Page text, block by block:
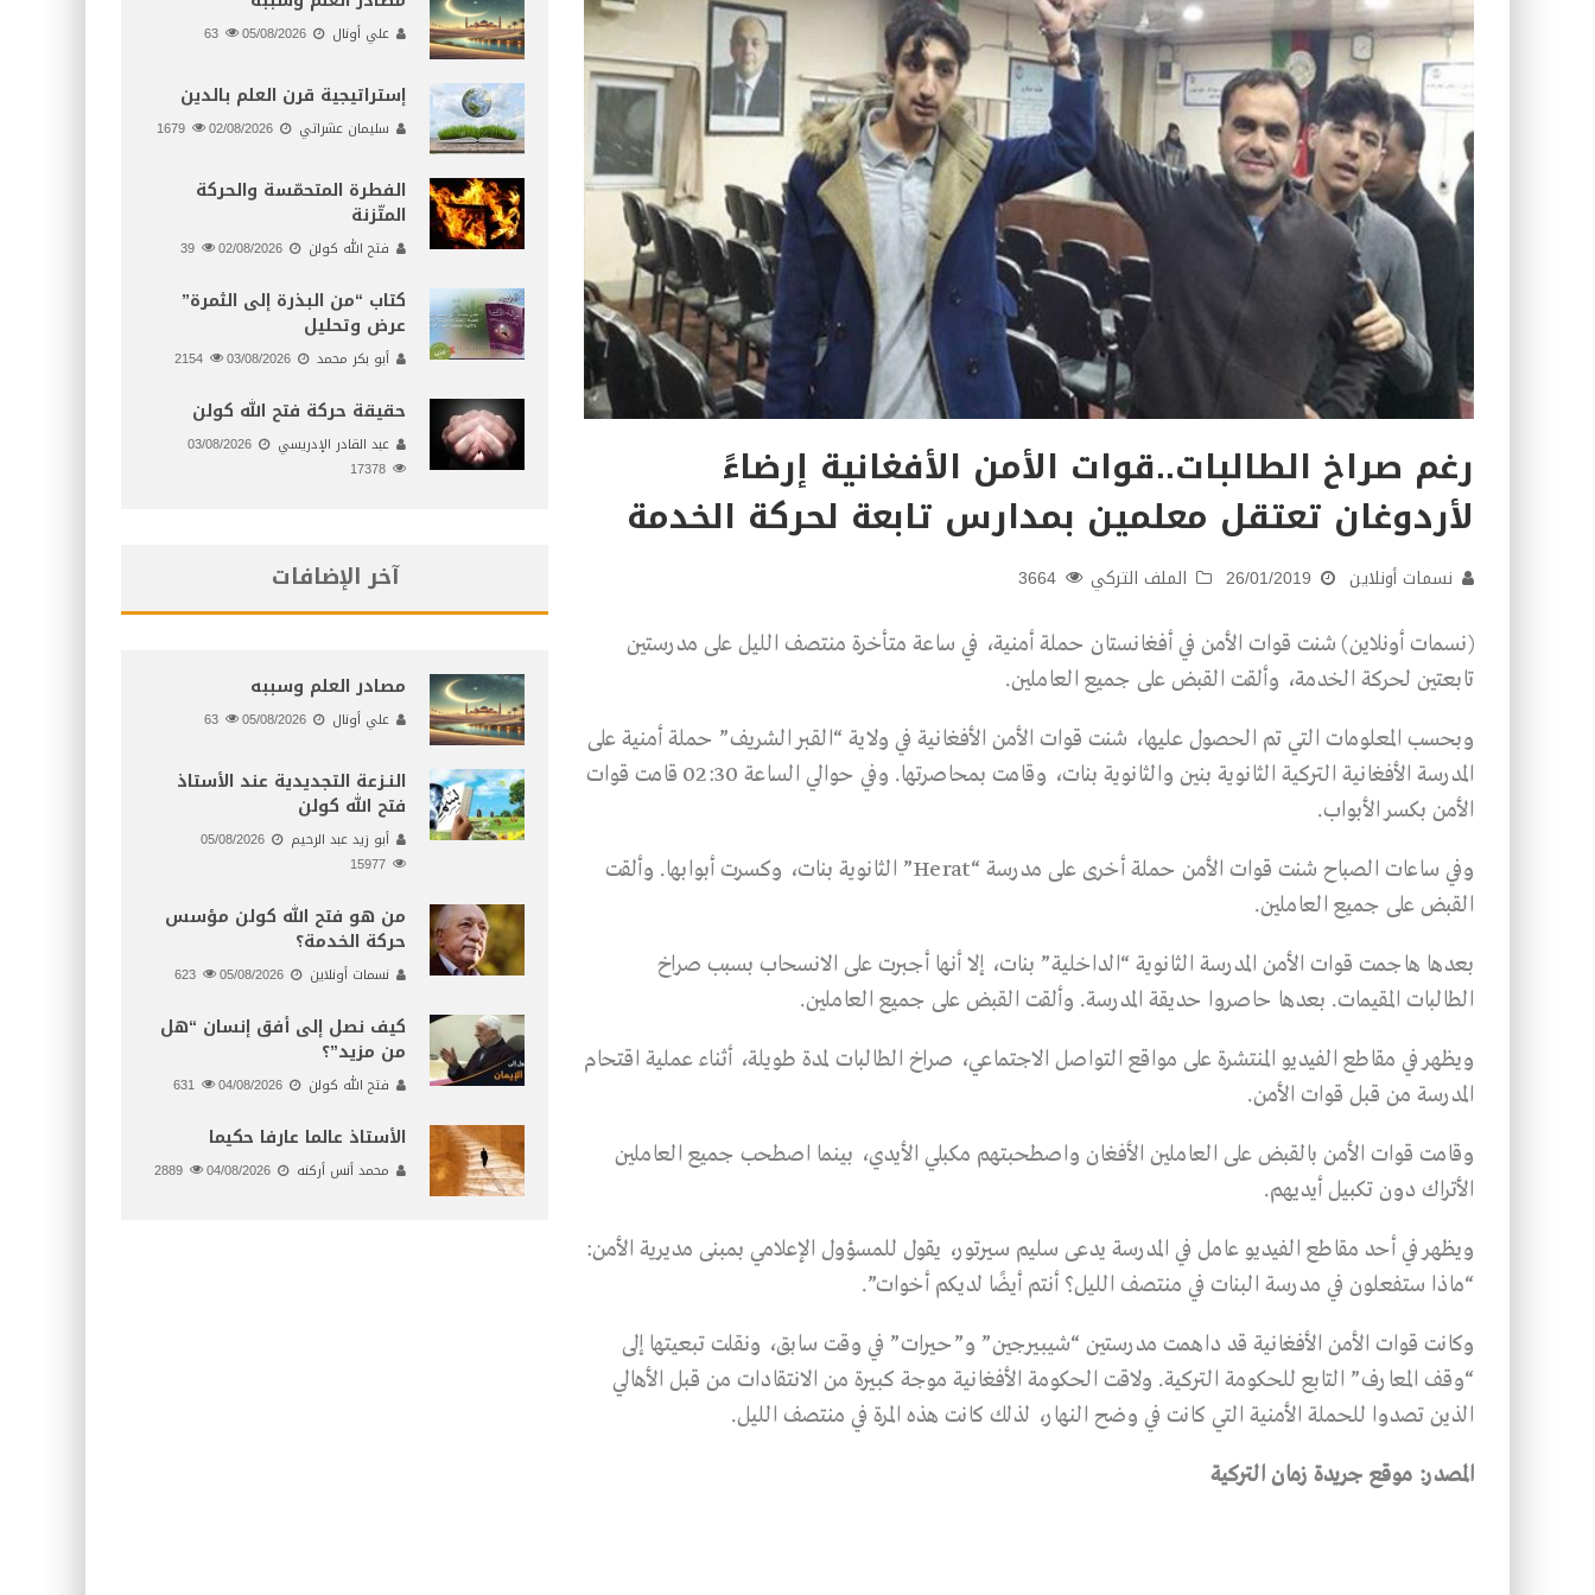
رغم صراخ الطالبات..قوات الأمن الأفغانية إرضاءً
لأردوغان تعتقل معلمين بمدارس تابعة لحركة الخدمة
نسمات أونلاين 26/01/2019 الملف التركي
(نسمات أونلاين) شنت قوات الأمن في أفغانستان حملة أمنية، في ساعة متأخرة منتصف الليل على مدرستين
تابعتين لحركة الخدمة، وألقت القبض على جميع العاملين.
وبحسب المعلومات التي تم الحصول عليها، شنت قوات الأمن الأفغانية في ولاية “القبر الشريف” حملة أمنية على
المدرسة الأفغانية التركية الثانوية بنين والثانوية بنات، وقامت بمحاصرتها. وفي حوالي الساعة 02:30 قامت قوات
الأمن بكسر الأبواب.
وفي ساعات الصباح شنت قوات الأمن حملة أخرى على مدرسة “Herat” الثانوية بنات، وكسرت أبوابها. وألقت
القبض على جميع العاملين.
بعدها هاجمت قوات الأمن المدرسة الثانوية “الداخلية” بنات، إلا أنها أجبرت على الانسحاب بسبب صراخ
الطالبات المقيمات. بعدها حاصروا حديقة المدرسة. وألقت القبض على جميع العاملين.
ويظهر في مقاطع الفيديو المنتشرة على مواقع التواصل الاجتماعي، صراخ الطالبات لمدة طويلة، أثناء عملية اقتحام
المدرسة من قبل قوات الأمن.
وقامت قوات الأمن بالقبض على العاملين الأفغان واصطحبتهم مكبلي الأيدي، بينما اصطحب جميع العاملين
الأتراك دون تكبيل أيديهم.
ويظهر في أحد مقاطع الفيديو عامل في المدرسة يدعى سليم سيرتور، يقول للمسؤول الإعلامي بمبنى مديرية الأمن:
“ماذا ستفعلون في مدرسة البنات في منتصف الليل؟ أنتم أيضًا لديكم أخوات”.
وكانت قوات الأمن الأفغانية قد داهمت مدرستين “شيبيرجين” و”حيرات” في وقت سابق، ونقلت تبعيتها إلى
“وقف المعارف” التابع للحكومة التركية. ولاقت الحكومة الأفغانية موجة كبيرة من الانتقادات من قبل الأهالي
الذين تصدوا للحملة الأمنية التي كانت في وضح النهار، لذلك كانت هذه المرة في منتصف الليل.
المصدر: موقع جريدة زمان التركية
علي أونال 05/08/2026
إستراتيجية قرن العلم بالدين
سليمان عشراتي 02/08/2026
الفطرة المتحمّسة والحركة
المتّزنة
فتح الله كولن 02/08/2026
كتاب “من البذرة إلى الثمرة”
عرض وتحليل
أبو بكر محمد 03/08/2026
حقيقة حركة فتح الله كولن
عبد القادر الإدريسي
03/08/2026
آخر الإضافات
مصادر العلم وسببه
علي أونال 05/08/2026
النـزعة التجديدية عند الأستاذ
فتح الله كولن
أبو زيد عبد الرحيم
05/08/2026
من هو فتح الله كولن مؤسس
حركة الخدمة؟
نسمات أونلاين 05/08/2026
كيف نصل إلى أفق إنسان “هل
من مزيد”؟
فتح الله كولن 04/08/2026
الأستاذ عالما عارفا حكيما
محمد أنس أركنه 04/08/2026